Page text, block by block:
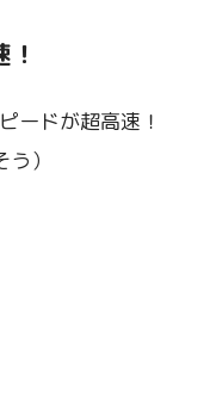
ードが超高速！
）